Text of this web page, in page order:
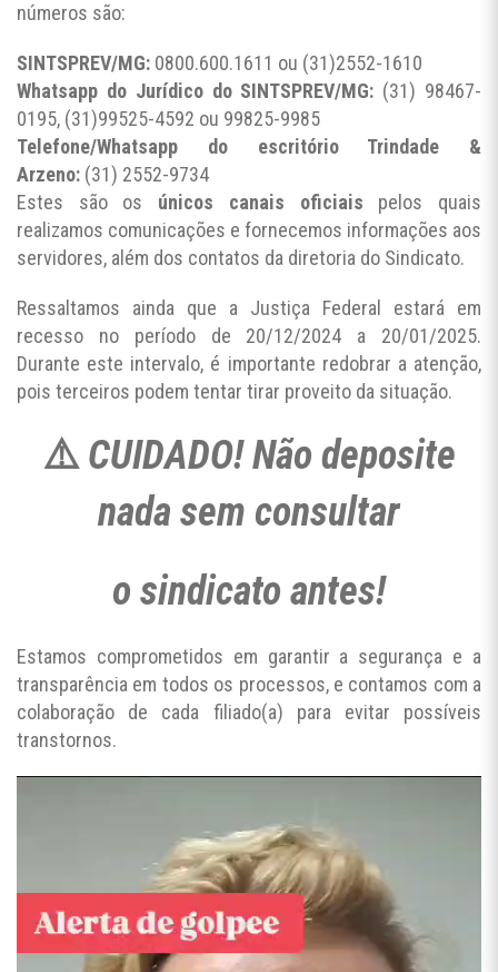
números são:
SINTSPREV/MG: 0800.600.1611 ou (31)2552-1610
Whatsapp do Jurídico do SINTSPREV/MG: (31) 98467-
0195, (31)99525-4592 ou 99825-9985
Telefone/Whatsapp do escritório Trindade &
Arzeno: (31) 2552-9734
Estes são os únicos canais oficiais pelos quais
realizamos comunicações e fornecemos informações aos
servidores, além dos contatos da diretoria do Sindicato.
Ressaltamos ainda que a Justiça Federal estará em
recesso no período de 20/12/2024 a 20/01/2025.
Durante este intervalo, é importante redobrar a atenção,
pois terceiros podem tentar tirar proveito da situação.
⚠️CUIDADO! Não deposite
nada sem consultar
o sindicato antes!
Estamos comprometidos em garantir a segurança e a
transparência em todos os processos, e contamos com a
colaboração de cada filiado(a) para evitar possíveis
transtornos.